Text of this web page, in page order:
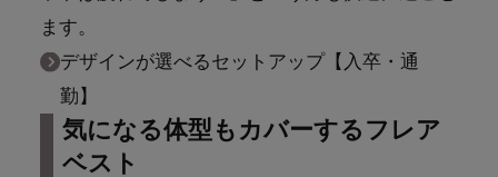
ます。
デザインが選べるセットアップ【入卒・通
勤】
気になる体型もカバーするフレア
ベスト